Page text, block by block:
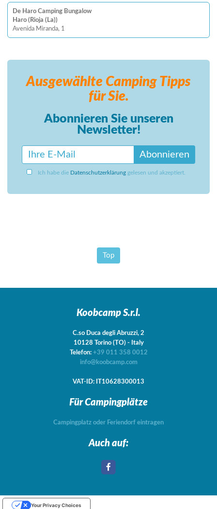
De Haro Camping Bungalow
Haro (Rioja (La))
Avenida Miranda, 1
Ausgewählte Camping Tipps
für Sie.
Abonnieren Sie unseren
Newsletter!
Abonnieren
Ich habe die Datenschutzerklärung gelesen und akzeptiert.
Top
Koobcamp S.r.l.
C.so Duca degli Abruzzi, 2
10128 Torino (TO) - Italy
Telefon: +39 011 358 0012
info@koobcamp.com
VAT-ID: IT10628300013
Für Campingplätze
Campingplatz oder Feriendorf eintragen
Auch auf:
Your Privacy Choices